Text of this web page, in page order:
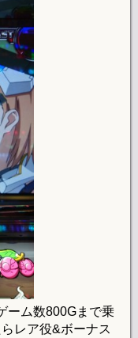
ーム数800Gまで乗
レア役&ボーナス